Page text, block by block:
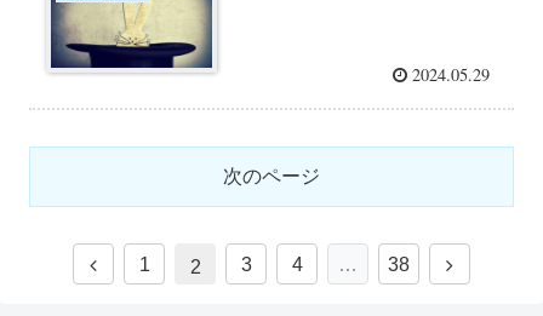
2024.05.29
次のページ
1 2 3 4 … 38